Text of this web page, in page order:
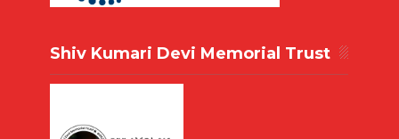
Shiv Kumari Devi Memorial Trust